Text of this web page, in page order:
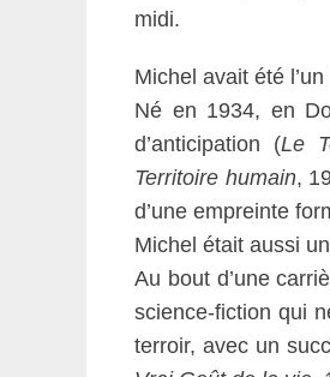
midi.
Michel avait été
Né en 1934, en
d’anticipation (Le
Territoire humain,
d’une empreinte
Michel était aussi
Au bout d’une
science-fiction qui
terroir, avec un